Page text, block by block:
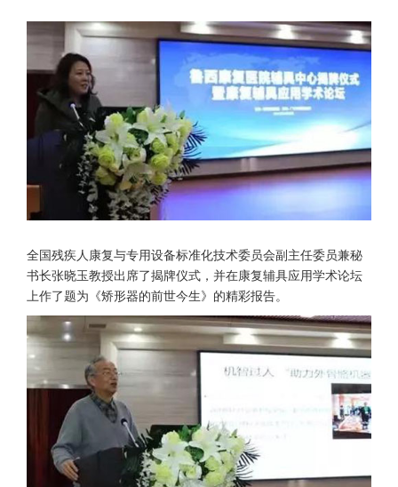
全国残疾人康复与专用设备标准化技术委员会副主任委员兼秘
书长张晓玉教授出席了揭牌仪式，并在康复辅具应用学术论坛
上作了题为《矫形器的前世今生》的精彩报告。